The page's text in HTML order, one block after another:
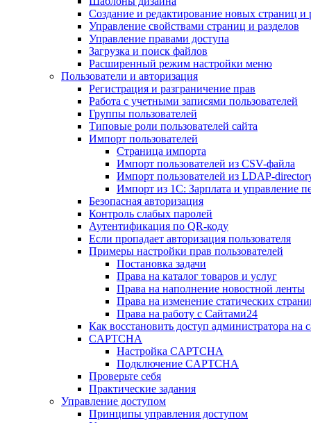
Создание и редактирование новых страниц и
Управление свойствами страниц и разделов
Управление правами доступа
Загрузка и поиск файлов
Расширенный режим настройки меню
Пользователи и авторизация
Регистрация и разграничение прав
Работа с учетными записями пользователей
Группы пользователей
Типовые роли пользователей сайта
Импорт пользователей
Страница импорта
Импорт пользователей из CSV-файла
Импорт пользователей из LDAP-
Импорт из 1С: Зарплата и управление
Безопасная авторизация
Контроль слабых паролей
Аутентификация по QR-коду
Если пропадает авторизация пользователя
Примеры настройки прав пользователей
Постановка задачи
Права на каталог товаров и услуг
Права на наполнение новостной ленты
Права на изменение статических
Права на работу с Сайтами24
Как восстановить доступ администратора на
CAPTCHA
Настройка CAPTCHA
Подключение CAPTCHA
Проверьте себя
Практические задания
Управление доступом
Принципы управления доступом